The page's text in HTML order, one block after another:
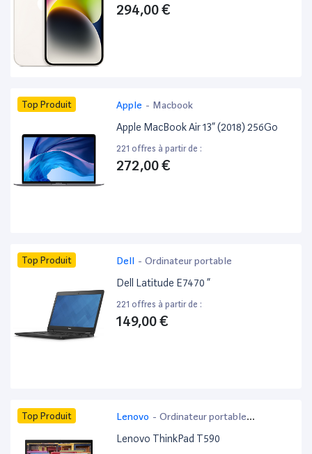
294,00 €
Top Produit Apple - Macbook
Apple MacBook Air 13” (2018) 256Go
221 offres à partir de :
272,00 €
Top Produit Dell - Ordinateur portable
Dell Latitude E7470 ”
221 offres à partir de :
149,00 €
Top Produit Lenovo - Ordinateur portable
bureautique
Lenovo ThinkPad T590